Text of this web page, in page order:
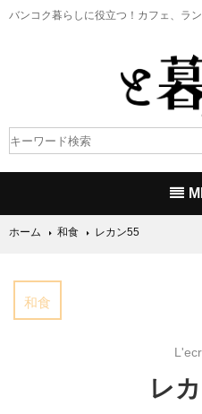
バンコク暮らしに役立つ！ カフェ、ラ
ホーム 和食 レカン55
和食
レ